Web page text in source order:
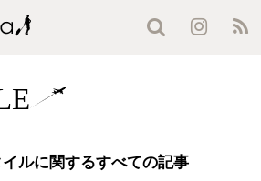
ルに関するすべての記事